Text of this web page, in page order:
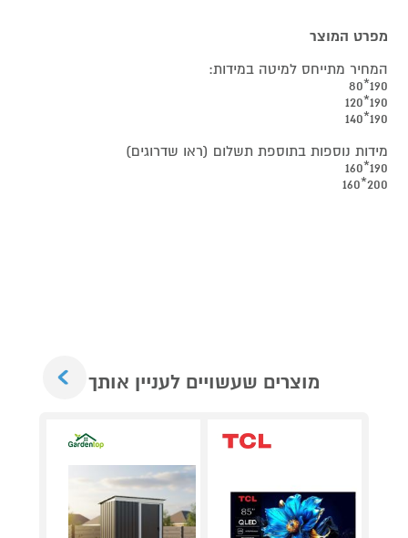
מפרט המוצר
המחיר מתייחס למיטה במידות:
190*80
190*120
190*140
מידות נוספות בתוספת תשלום (ראו שדרוגים)
190*160
200*160
מוצרים שעשויים לעניין אותך